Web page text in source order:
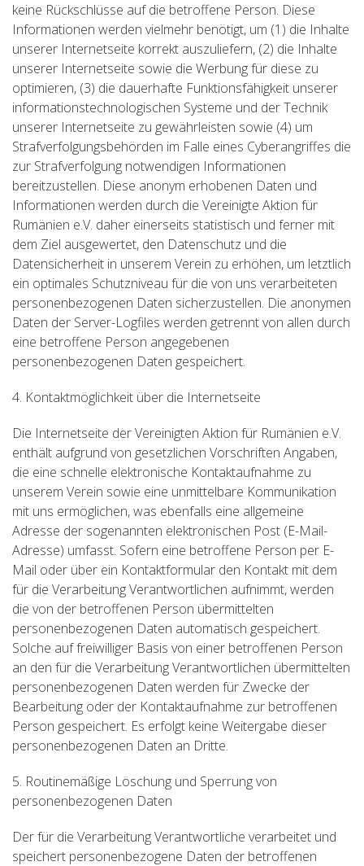
keine Rückschlüsse auf die betroffene Person. Diese
Informationen werden vielmehr benötigt, um (1) die Inhalte
unserer Internetseite korrekt auszuliefern, (2) die Inhalte
unserer Internetseite sowie die Werbung für diese zu
optimieren, (3) die dauerhafte Funktionsfähigkeit unserer
informationstechnologischen Systeme und der Technik
unserer Internetseite zu gewährleisten sowie (4) um
Strafverfolgungsbehörden im Falle eines Cyberangriffes die
zur Strafverfolgung notwendigen Informationen
bereitzustellen. Diese anonym erhobenen Daten und
Informationen werden durch die Vereinigte Aktion für
Rumänien e.V. daher einerseits statistisch und ferner mit
dem Ziel ausgewertet, den Datenschutz und die
Datensicherheit in unserem Verein zu erhöhen, um letztlich
ein optimales Schutzniveau für die von uns verarbeiteten
personenbezogenen Daten sicherzustellen. Die anonymen
Daten der Server-Logfiles werden getrennt von allen durch
eine betroffene Person angegebenen
personenbezogenen Daten gespeichert.
4. Kontaktmöglichkeit über die Internetseite
Die Internetseite der Vereinigten Aktion für Rumänien e.V.
enthält aufgrund von gesetzlichen Vorschriften Angaben,
die eine schnelle elektronische Kontaktaufnahme zu
unserem Verein sowie eine unmittelbare Kommunikation
mit uns ermöglichen, was ebenfalls eine allgemeine
Adresse der sogenannten elektronischen Post (E-Mail-
Adresse) umfasst. Sofern eine betroffene Person per E-
Mail oder über ein Kontaktformular den Kontakt mit dem
für die Verarbeitung Verantwortlichen aufnimmt, werden
die von der betroffenen Person übermittelten
personenbezogenen Daten automatisch gespeichert.
Solche auf freiwilliger Basis von einer betroffenen Person
an den für die Verarbeitung Verantwortlichen übermittelten
personenbezogenen Daten werden für Zwecke der
Bearbeitung oder der Kontaktaufnahme zur betroffenen
Person gespeichert. Es erfolgt keine Weitergabe dieser
personenbezogenen Daten an Dritte.
5. Routinemäßige Löschung und Sperrung von
personenbezogenen Daten
Der für die Verarbeitung Verantwortliche verarbeitet und
speichert personenbezogene Daten der betroffenen